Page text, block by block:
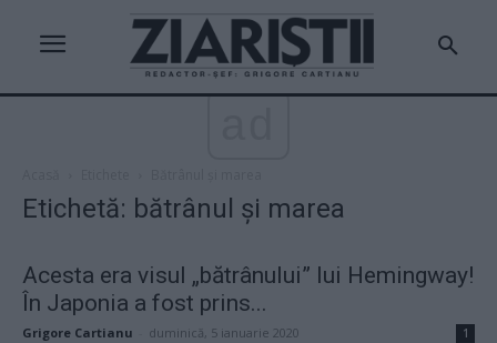
Etichetă: bătrânul și marea
Acesta era visul „bătrânului” lui Hemingway!
În Japonia a fost prins...
Grigore Cartianu duminică, 5 ianuarie 2020 1